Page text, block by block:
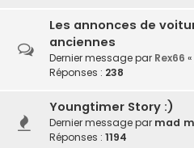
Les annonces de
anciennes
Dernier message par Rex66 «
Réponses : 238
Youngtimer Story :)
Dernier message par mad
Réponses : 1194